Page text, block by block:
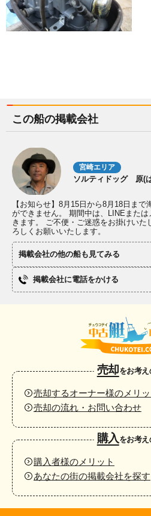
この船の掲載会社
宮崎エリア
ソルティドッグ 原(
【お知らせ】8月15日から8月18日ま
ができません。 期間中は、LINEまた
きます。 ご不便・ご迷惑をお掛けいた
ろしくお願いいたします。
掲載会社の他の船も見てみる
掲載会社に電話をかける
売却をお考
売却するオーナー様のメリッ
売却の流れ・お問い合わせ
購入をお考
購入者様のメリット
あなたの街の掲載会社を探す